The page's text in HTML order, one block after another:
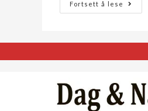
Fortsett å lese